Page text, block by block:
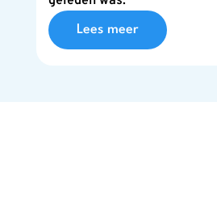
Lees meer